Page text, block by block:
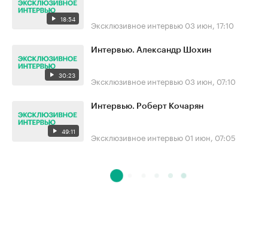
18:54 Эксклюзивное интервью 03 июн, 17:10
30:23
Интервью. Александр Шохин
Эксклюзивное интервью 03 июн, 07:10
49:11
Интервью. Роберт Кочарян
Эксклюзивное интервью 01 июн, 07:05